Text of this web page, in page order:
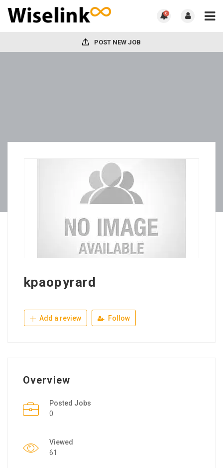
0
POST NEW JOB
kpaopyrard
Add a review Follow
Overview
Posted Jobs
0
Viewed
61